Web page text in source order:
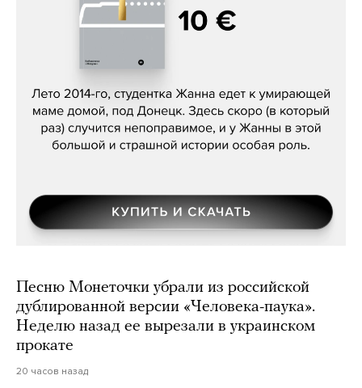
Сергей Лебедев, «Белая дама»
Песню Монеточки убрали из российской
дублированной версии «Человека-паука».
Неделю назад ее вырезали в украинском
прокате
20 часов назад